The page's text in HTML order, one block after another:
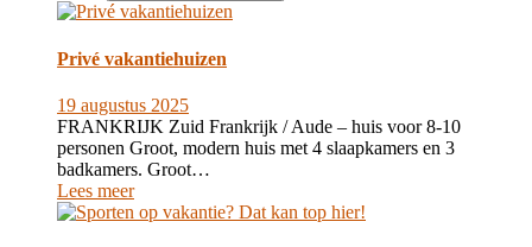
Privé vakantiehuizen
19 augustus 2025
FRANKRIJK Zuid Frankrijk / Aude – huis voor 8-10
personen Groot, modern huis met 4 slaapkamers en 3
badkamers. Groot…
Lees meer